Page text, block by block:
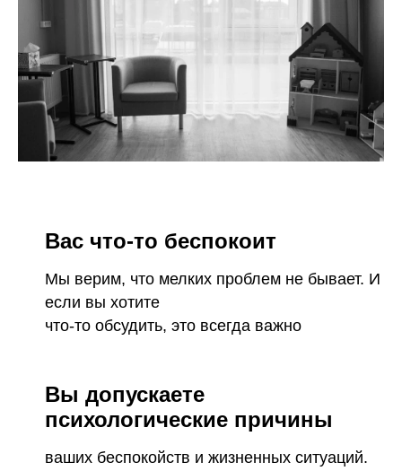
Вас что-то беспокоит
Мы верим, что мелких проблем не бывает. И
если вы хотите
что-то обсудить, это всегда важно
Вы допускаете
психологические причины
ваших беспокойств и жизненных ситуаций.